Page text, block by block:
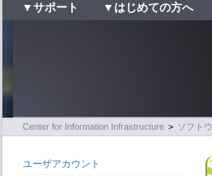
▼サポート ▼はじめての方へ
Center for Information Infrastructure > ソフト
ユーザアカウント